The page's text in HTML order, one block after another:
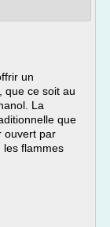
un
que ce soit au
La
que
ouvert par
les flammes